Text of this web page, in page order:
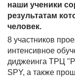
наши ученики
результатам
человек.
8 участников
интенсивное
диджеинга ТРЦ
SPY, а также